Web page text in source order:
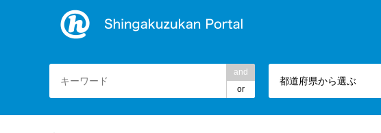
and
or
都道府県から選ぶ